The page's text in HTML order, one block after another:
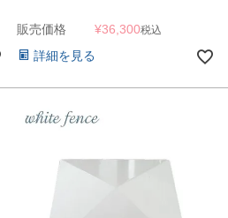
販売価格 ¥36,300税込
詳細を見る